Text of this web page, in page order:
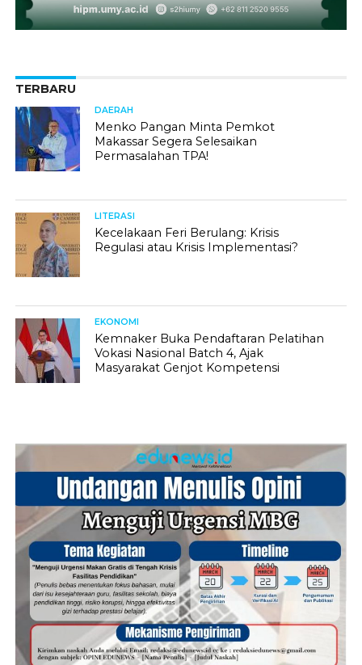
TERBARU
DAERAH
Menko Pangan Minta Pemkot
Makassar Segera Selesaikan
Permasalahan TPA!
LITERASI
Kecelakaan Feri Berulang: Krisis
Regulasi atau Krisis Implementasi?
EKONOMI
Kemnaker Buka Pendaftaran Pelatihan
Vokasi Nasional Batch 4, Ajak
Masyarakat Genjot Kompetensi